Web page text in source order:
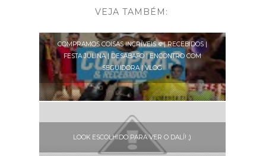
VEJA TAMBÉM:
COMPRAMOS COISAS INCRÍVEIS 💸| RECEBIDOS |
FESTA JULINA | DESABAFO | ENCONTRO COM
SEGUIDORA | VLOG
LOOK ESCOLHIDO PARA VER O DALÍ! ;)